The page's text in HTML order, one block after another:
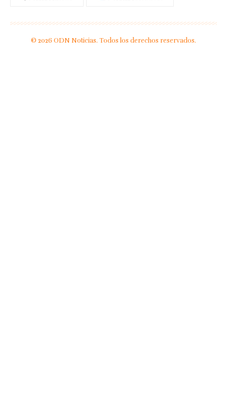
© 2026 ODN Noticias. Todos los derechos reservados.